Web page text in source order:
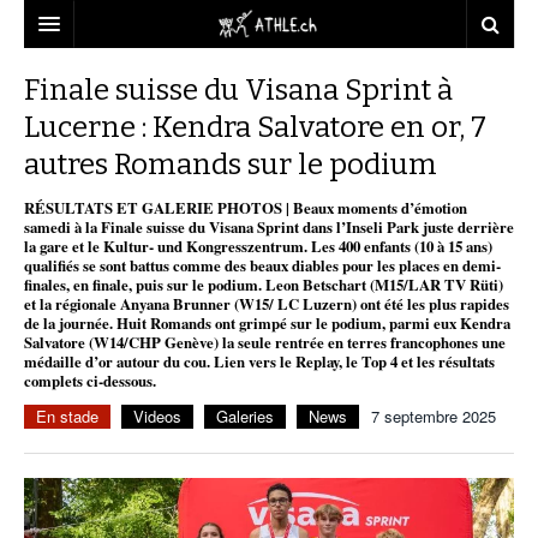
DOSSIERS
CHRONIQUES
TOUT
MICHEL HERREN
REPORTAGES
DOPAGE
GALERIES
STATISTIQUES
STATISTIQUES
MINIMA
PARTENAIRES
CNP
PARTENAIRES
CLUBS PARTENAIRES
FÉDÉRATION
PUBLICITÉ
VIDEOS
ATHLE.CH
CLUB D’ATHLÉTISME
TOUS SUPPORTERS D’ATHLE.CH !
NOUS CONTACTER
ATHLE.CH RÉGIONS
CNP LAUSANNE/AIGLE
ATHLE.CH RÉGIONS | JURA
ATHLE.CH VINTAGE
BIOGRAPHIES
Finale suisse du Visana Sprint à
Lucerne : Kendra Salvatore en or, 7
autres Romands sur le podium
RÉSULTATS ET GALERIE PHOTOS | Beaux moments d’émotion
samedi à la Finale suisse du Visana Sprint dans l’Inseli Park juste derrière
la gare et le Kultur- und Kongresszentrum. Les 400 enfants (10 à 15 ans)
qualifiés se sont battus comme des beaux diables pour les places en demi-
finales, en finale, puis sur le podium. Leon Betschart (M15/LAR TV Rüti)
et la régionale Anyana Brunner (W15/ LC Luzern) ont été les plus rapides
de la journée. Huit Romands ont grimpé sur le podium, parmi eux Kendra
Salvatore (W14/CHP Genève) la seule rentrée en terres francophones une
médaille d’or autour du cou. Lien vers le Replay, le Top 4 et les résultats
complets ci-dessous.
En stade Videos Galeries News 7 septembre 2025